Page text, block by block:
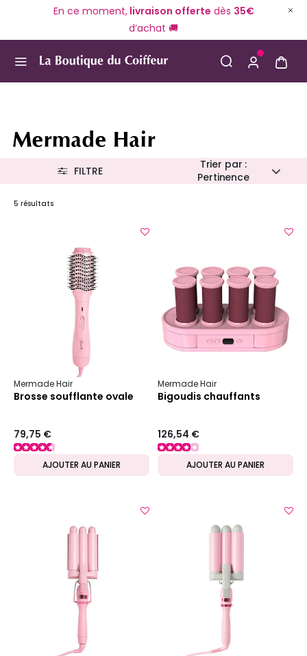
En ce moment,livraison offerte dès 35€
d’achat 🚚
Mermade Hair
Trier par :
Pertinence
FILTRE
5 résultats
Mermade Hair
Brosse soufflante ovale
79,75 €
AJOUTER AU PANIER
Mermade Hair
Bigoudis chauffants
126,54 €
AJOUTER AU PANIER